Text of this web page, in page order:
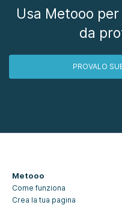
Usa Metooo
da
PROVALO
Metooo
Come funziona
Crea la tua pagina